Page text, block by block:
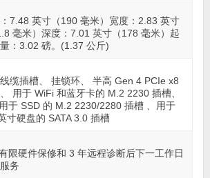
7.48 英寸（190 毫米）宽度：2.83 英寸
毫米）深度：7.01 英寸（178 毫米）起
：3.02 磅。(1.37 公斤)
缆插槽、 挂锁环、 半高 Gen 4 PCIe x8
用于 WiFi 和蓝牙卡的 M.2 2230 插槽、
于 SSD 的 M.2 2230/2280 插槽 、用于
寸硬盘的 SATA 3.0 插槽
限硬件保修和 3 年远程诊断后下一工作日
服务